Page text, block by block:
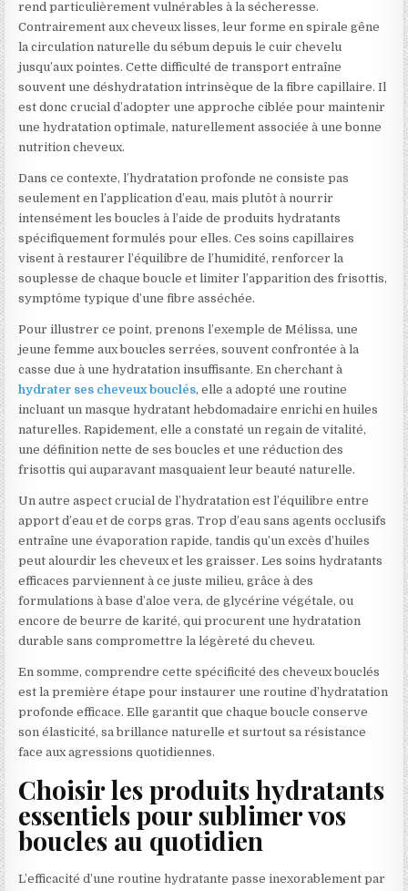
rend particulièrement vulnérables à la sécheresse.
Contrairement aux cheveux lisses, leur forme en spirale gêne
la circulation naturelle du sébum depuis le cuir chevelu
jusqu’aux pointes. Cette difficulté de transport entraîne
souvent une déshydratation intrinsèque de la fibre capillaire. Il
est donc crucial d’adopter une approche ciblée pour maintenir
une hydratation optimale, naturellement associée à une bonne
nutrition cheveux.
Dans ce contexte, l’hydratation profonde ne consiste pas
seulement en l’application d’eau, mais plutôt à nourrir
intensément les boucles à l’aide de produits hydratants
spécifiquement formulés pour elles. Ces soins capillaires
visent à restaurer l’équilibre de l’humidité, renforcer la
souplesse de chaque boucle et limiter l’apparition des frisottis,
symptôme typique d’une fibre asséchée.
Pour illustrer ce point, prenons l’exemple de Mélissa, une
jeune femme aux boucles serrées, souvent confrontée à la
casse due à une hydratation insuffisante. En cherchant à
hydrater ses cheveux bouclés, elle a adopté une routine
incluant un masque hydratant hebdomadaire enrichi en huiles
naturelles. Rapidement, elle a constaté un regain de vitalité,
une définition nette de ses boucles et une réduction des
frisottis qui auparavant masquaient leur beauté naturelle.
Un autre aspect crucial de l’hydratation est l’équilibre entre
apport d’eau et de corps gras. Trop d’eau sans agents occlusifs
entraîne une évaporation rapide, tandis qu’un excès d’huiles
peut alourdir les cheveux et les graisser. Les soins hydratants
efficaces parviennent à ce juste milieu, grâce à des
formulations à base d’aloe vera, de glycérine végétale, ou
encore de beurre de karité, qui procurent une hydratation
durable sans compromettre la légèreté du cheveu.
En somme, comprendre cette spécificité des cheveux bouclés
est la première étape pour instaurer une routine d’hydratation
profonde efficace. Elle garantit que chaque boucle conserve
son élasticité, sa brillance naturelle et surtout sa résistance
face aux agressions quotidiennes.
Choisir les produits hydratants
essentiels pour sublimer vos
boucles au quotidien
L’efficacité d’une routine hydratante passe inexorablement par